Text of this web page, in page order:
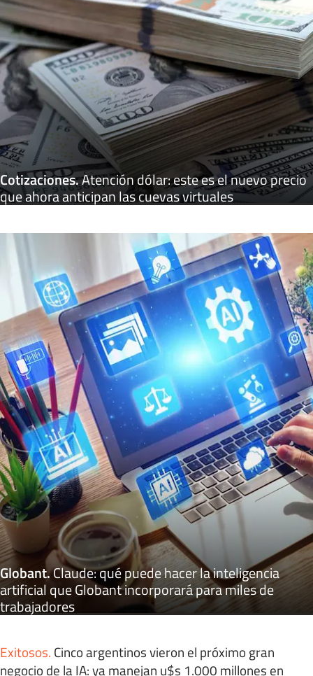
Cotizaciones.Atención dólar: este es el nuevo precio
que ahora anticipan las cuevas virtuales
Globant.Claude: qué puede hacer la inteligencia
artificial que Globant incorporará para miles de
trabajadores
Exitosos. Cinco argentinos vieron el próximo gran
negocio de la IA: ya manejan u$s 1.000 millones en